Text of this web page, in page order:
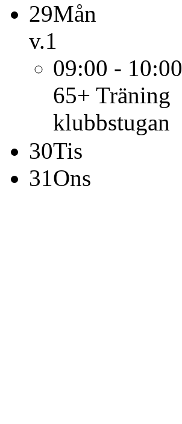
29Mån
v.1
09:00 - 10:00
65+ Träning
klubbstugan
30Tis
31Ons